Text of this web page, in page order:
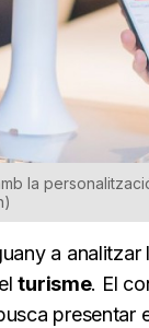
la
a analitzar
turisme. El
presentar